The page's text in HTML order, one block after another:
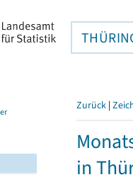
Zurück |
in